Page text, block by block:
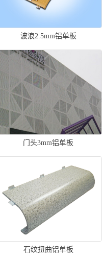
波浪2.5mm铝单板
门头3mm铝单板
石纹扭曲铝单板